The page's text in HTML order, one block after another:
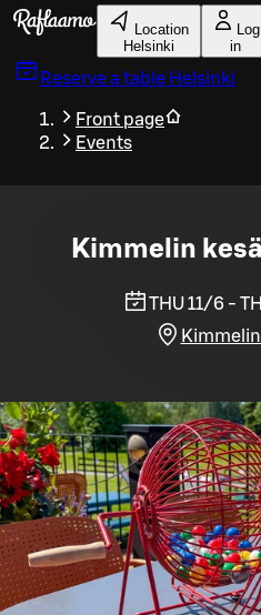
Skip to main content
Location
Helsinki
Log
in
Reserve a table Helsinki
Front page
Events
Kimmelin
THU 11/6 -